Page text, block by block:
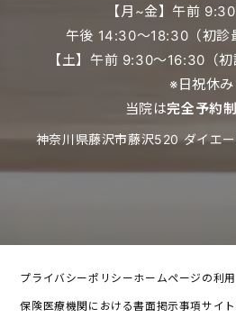
【月~金】午前
午後 14:30〜18:30（初診
【土】午前 9:30〜16:30（
※日祝休み
当院は完全予約制
神奈川県藤沢市藤沢520 ダイエ
プライバシーポリシーホームページの利
保険医療機関における書面掲示事項サイ